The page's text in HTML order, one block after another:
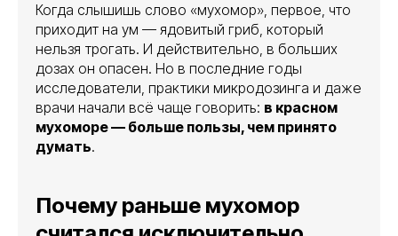
Когда слышишь слово «мухомор», первое, что
приходит на ум — ядовитый гриб, который
нельзя трогать. И действительно, в больших
дозах он опасен. Но в последние годы
исследователи, практики микродозинга и даже
врачи начали всё чаще говорить: в красном
мухоморе — больше пользы, чем принято
думать.
Почему раньше мухомор